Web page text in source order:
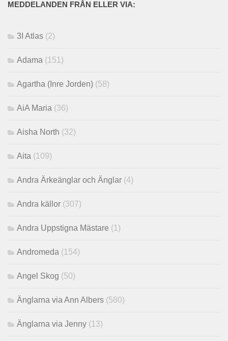
MEDDELANDEN FRÅN ELLER VIA:
3I Atlas (2)
Adama (151)
Agartha (Inre Jorden) (58)
AiA Maria (36)
Aisha North (32)
Aita (109)
Andra Ärkeänglar och Änglar (4)
Andra källor (307)
Andra Uppstigna Mästare (1)
Andromeda (154)
Angel Skog (50)
Änglarna via Ann Albers (580)
Änglarna via Jenny (13)